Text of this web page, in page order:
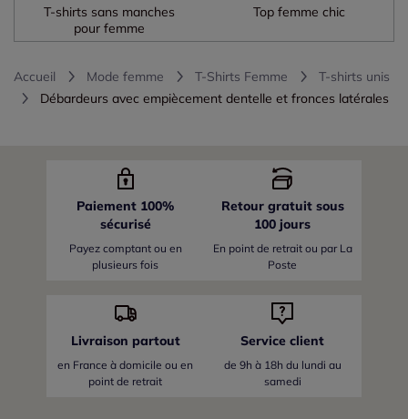
T-shirts sans manches
pour femme
Top femme chic
Accueil Mode femme T-Shirts Femme
T-shirts unis
Débardeurs avec empiècement dentelle et fronces latérales
Paiement 100%
sécurisé
Payez comptant ou en
plusieurs fois
Retour gratuit sous
100 jours
En point de retrait ou par La
Poste
Livraison partout
en France à domicile ou en
point de retrait
Service client
de 9h à 18h du lundi au
samedi